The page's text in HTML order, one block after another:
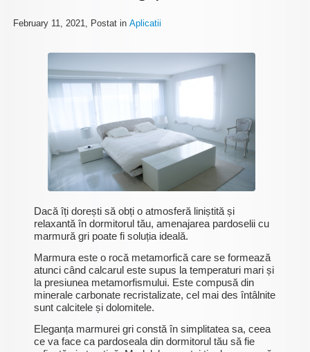
February 11, 2021, Postat in Aplicatii
Dacă îți dorești să obți o atmosferă liniștită și
relaxantă în dormitorul tău, amenajarea pardoselii cu
marmură gri poate fi soluția ideală.
Marmura este o rocă metamorfică care se formează
atunci când calcarul este supus la temperaturi mari și
la presiunea metamorfismului. Este compusă din
minerale carbonate recristalizate, cel mai des întâlnite
sunt calcitele și dolomitele.
Eleganța marmurei gri constă în simplitatea sa, ceea
ce va face ca pardoseala din dormitorul tău să fie